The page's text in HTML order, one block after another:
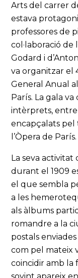
Arts del carrer
estava
professores de
col·laboració de
Godard i
va organitzar el
General Anual
París. La gala
intèrprets, entre
encapçalats
l’Òpera de París.
La seva activitat
durant el 1909
el que sembla
a les
als àlbums
romandre a la
postals
com pel mateix
coincidir amb la